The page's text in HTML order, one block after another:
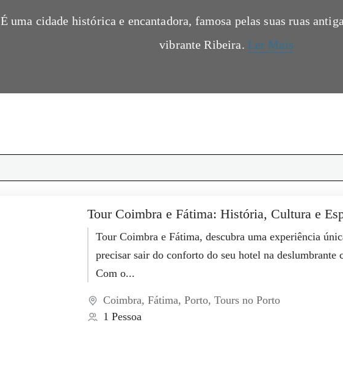
É uma cidade histórica e encantadora, famosa pelas suas ruas
vibrante Ribeira. Ler Mais
Tour Coimbra e Fátima: História, Cultura e
Tour Coimbra e Fátima, descubra uma experiência
precisar sair do conforto do seu hotel na deslumbrante
Com o...
Coimbra,Fátima,Porto,Tours no Porto
1 Pessoa